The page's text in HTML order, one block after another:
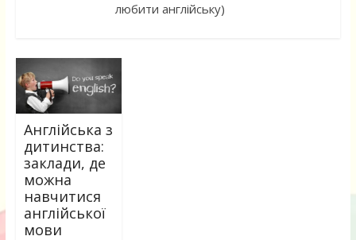
любити англійську)
Англійська з
дитинства:
заклади, де
можна
навчитися
англійської
мови